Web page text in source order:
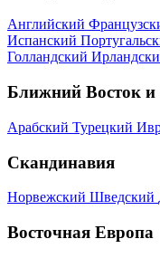
Английский
Испанский
Голландский
Ближний Восток
Арабский Турецкий
Скандинавия
Норвежский Шведский
Восточная Европа